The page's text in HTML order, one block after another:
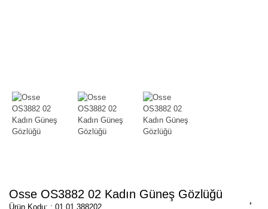
Osse OS3882 02 Kadın Güneş Gözlüğü
Ürün Kodu: : 01.01.388202